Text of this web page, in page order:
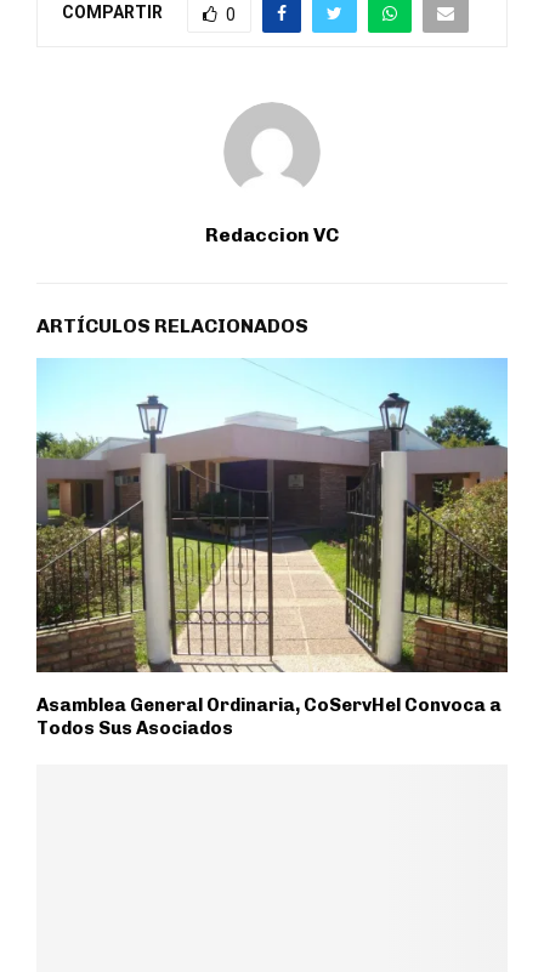
COMPARTIR 0
Redaccion VC
ARTÍCULOS RELACIONADOS
Asamblea General Ordinaria, CoServHel Convoca a
Todos Sus Asociados